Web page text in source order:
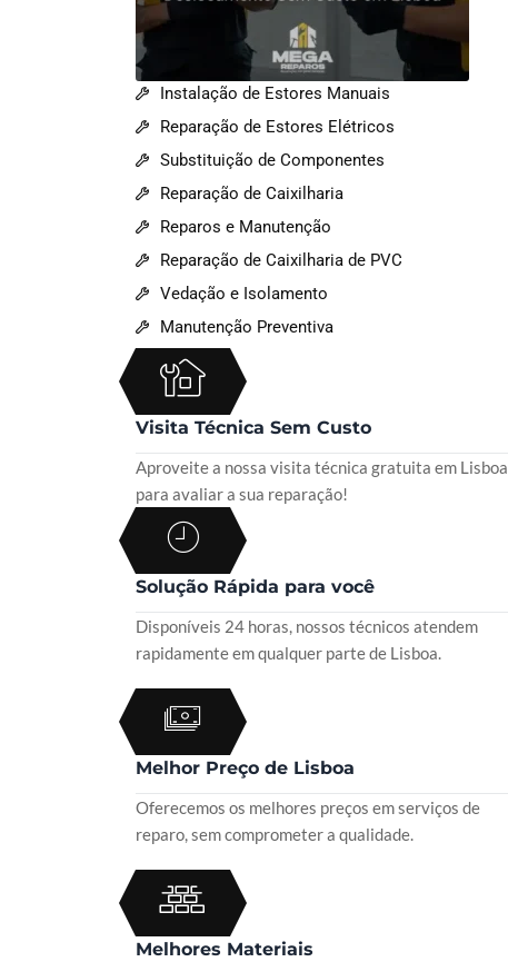
Instalação de Estores Manuais
Reparação de Estores Elétricos
Substituição de Componentes
Reparação de Caixilharia
Reparos e Manutenção
Reparação de Caixilharia de PVC
Vedação e Isolamento
Manutenção Preventiva
Visita Técnica Sem Custo
Aproveite a nossa visita técnica gratuita em Lisboa
para avaliar a sua reparação!
Solução Rápida para você
Disponíveis 24 horas, nossos técnicos atendem
rapidamente em qualquer parte de Lisboa.
Melhor Preço de Lisboa
Oferecemos os melhores preços em serviços de
reparo, sem comprometer a qualidade.
Melhores Materiais